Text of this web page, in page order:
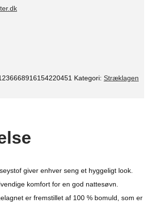
Kategori: Stræklagen
giver enhver seng et hyggeligt look.
komfort for en god nattesøvn.
er fremstillet af 100 % bomuld, som er